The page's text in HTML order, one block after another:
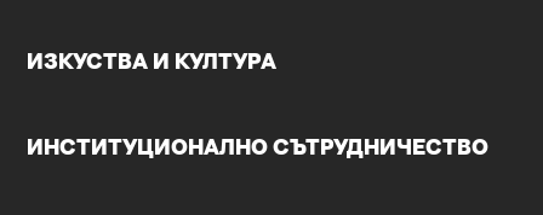
ИЗКУСТВА И КУЛТУРА
ИНСТИТУЦИОНАЛНО СЪТРУДНИЧЕСТВО